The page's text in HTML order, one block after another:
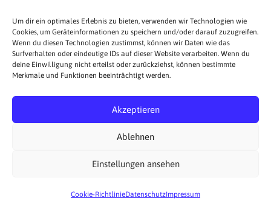
Um dir ein optimales Erlebnis zu bieten, verwenden wir Technologien wie
Cookies, um Geräteinformationen zu speichern und/oder darauf zuzugreifen.
Wenn du diesen Technologien zustimmst, können wir Daten wie das
Surfverhalten oder eindeutige IDs auf dieser Website verarbeiten. Wenn du
deine Einwilligung nicht erteilst oder zurückziehst, können bestimmte
Merkmale und Funktionen beeinträchtigt werden.
Akzeptieren
Ablehnen
Einstellungen ansehen
Cookie-RichtlinieDatenschutzImpressum